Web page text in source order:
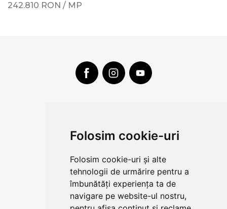
Folosim cookie-uri
Folosim cookie-uri și alte
tehnologii de urmărire pentru a
îmbunătăți experiența ta de
navigare pe website-ul nostru,
242.810 RON / MP
CONTUL MEU
Traian, nr. 86-88
Vezi mai multe date de contact